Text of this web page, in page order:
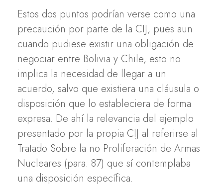
Estos dos puntos podrían verse como una
precaución por parte de la CIJ, pues aun
cuando pudiese existir una obligación de
negociar entre Bolivia y Chile, esto no
implica la necesidad de llegar a un
acuerdo, salvo que existiera una cláusula o
disposición que lo estableciera de forma
expresa. De ahí la relevancia del ejemplo
presentado por la propia CIJ al referirse al
Tratado Sobre la no Proliferación de Armas
Nucleares (para. 87) que sí contemplaba
una disposición específica.